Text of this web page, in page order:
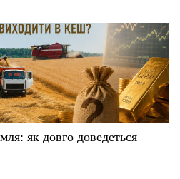
як довго доведеться